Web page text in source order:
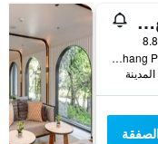
إيبيس تشيانغ ماي نيمان جورنيوب
7-17 Moo 2, Huay Kaew Road Chang Phueak, Muang, شيانج ماي, تايلاند